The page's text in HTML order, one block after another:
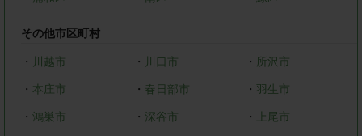
その他市区町村
・ 川越市 ・ 川口市 ・ 所沢市
・ 本庄市 ・ 春日部市 ・羽生市
・ 鴻巣市 ・ 深谷市 ・ 上尾市